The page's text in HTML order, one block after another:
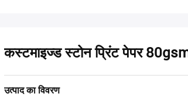
कस्टमाइज्ड स्टोन प्रिंट पेपर
उत्पाद का विवरण